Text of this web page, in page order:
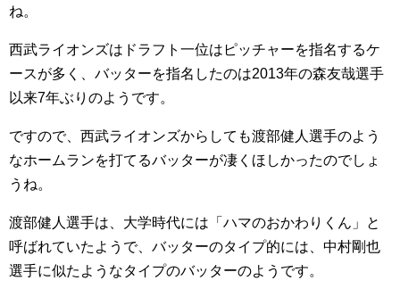
ね。
西武ライオンズはドラフト一位はピッチャーを指名するケ
ースが多く、バッターを指名したのは2013年の森友哉選手
以来7年ぶりのようです。
ですので、西武ライオンズからしても渡部健人選手のよう
なホームランを打てるバッターが凄くほしかったのでしょ
うね。
渡部健人選手は、大学時代には「ハマのおかわりくん」と
呼ばれていたようで、バッターのタイプ的には、中村剛也
選手に似たようなタイプのバッターのようです。